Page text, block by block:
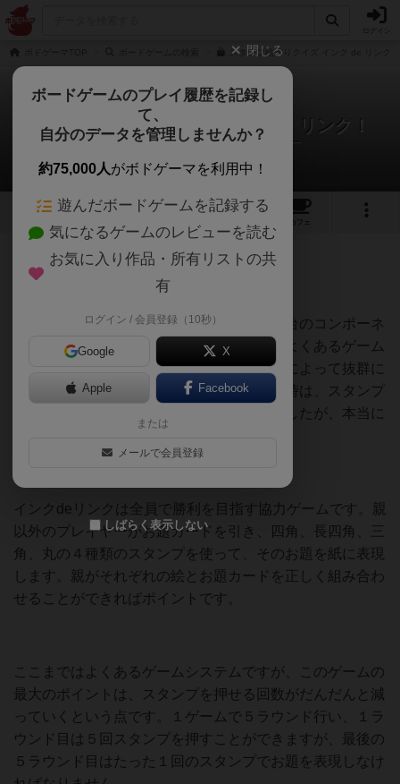
スタンプ絵作りクイズ インク de リンク
スタンプ絵作りクイズ インク de リンク！
坂の上のレンタルスペースさんのレビュー
1 1
カフェ
167名 1名 0 1年以上前
４人でプレイしました。スタンプとインク台のコンポーネ
ントだけでも最高にわくわくしましたが、よくあるゲーム
システムながら、押せる回数制限のルールによって抜群に
おもしろいゲームになっていました。購入時は、スタンプ
が入っているなんて新しい！と衝動買いでしたが、本当に
インクdeリンクは全員で勝利を目指す協力ゲームです。親
以外のプレイヤーがお題カードを引き、四角、長四角、三
角、丸の４種類のスタンプを使って、そのお題を紙に表現
します。親がそれぞれの絵とお題カードを正しく組み合わ
せることができればポイントです。
ここまではよくあるゲームシステムですが、このゲームの
最大のポイントは、スタンプを押せる回数がだんだんと減
っていくという点です。１ゲームで５ラウンド行い、１ラ
ウンド目は５回スタンプを押すことができますが、最後の
５ラウンド目はたった１回のスタンプでお題を表現しなけ
閉じる
ボードゲームのプレイ履歴を記録し
て、
自分のデータを管理しませんか？
約75,000人がボドゲーマを利用中！
遊んだボードゲームを記録する
気になるゲームのレビューを読む
お気に入り作品・所有リストの共
有
ログイン / 会員登録（10秒）
Google X
Apple Facebook
または
メールで会員登録
しばらく表示しない